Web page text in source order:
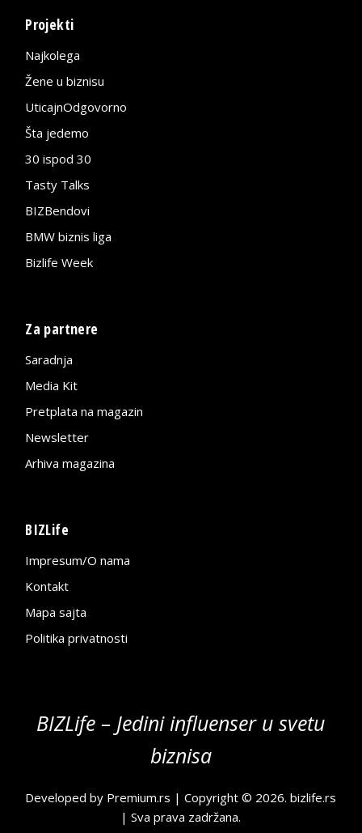
Projekti
Najkolega
Žene u biznisu
UticajnOdgovorno
Šta jedemo
30 ispod 30
Tasty Talks
BIZBendovi
BMW biznis liga
Bizlife Week
Za partnere
Saradnja
Media Kit
Pretplata na magazin
Newsletter
Arhiva magazina
BIZLife
Impresum/O nama
Kontakt
Mapa sajta
Politika privatnosti
BIZLife – Jedini influenser u svetu
biznisa
Developed by Premium.rs | Copyright © 2026.bizlife.rs
| Sva prava zadržana.